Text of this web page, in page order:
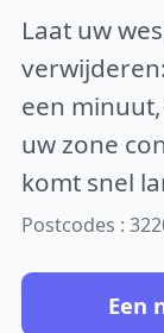
Laat uw
een
uw zone
komt snel
Postcodes :
Een